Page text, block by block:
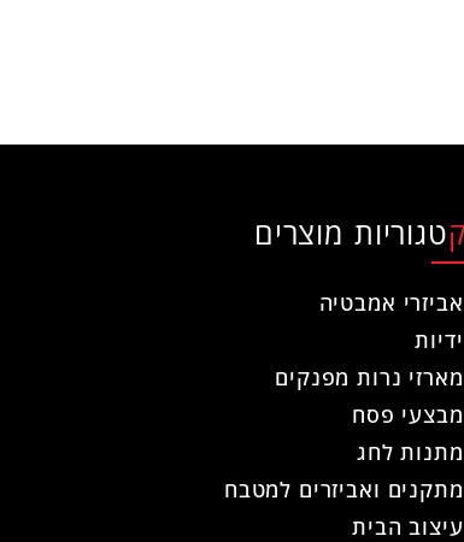
קטגוריות מוצרים
אביזרי אמבטיה
ידיות
מארזי נרות מפנקים
מבצעי פסח
מתנות לחג
מתקנים ואביזרים למטבח
עיצוב הבית